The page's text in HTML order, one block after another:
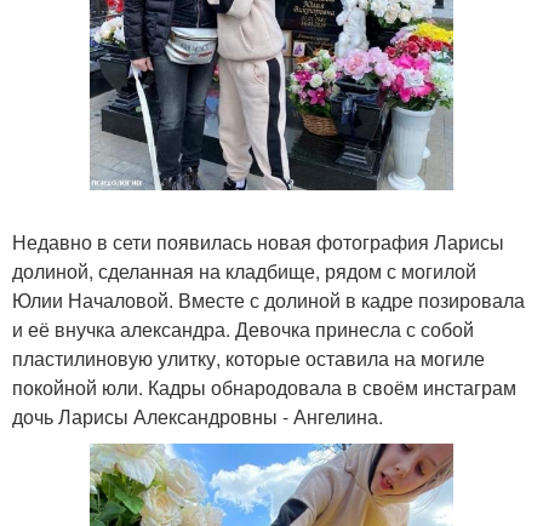
Недавно в сети появилась новая фотография Ларисы
долиной, сделанная на кладбище, рядом с могилой
Юлии Началовой. Вместе с долиной в кадре позировала
и её внучка александра. Девочка принесла с собой
пластилиновую улитку, которые оставила на могиле
покойной юли. Кадры обнародовала в своём инстаграм
дочь Ларисы Александровны - Ангелина.